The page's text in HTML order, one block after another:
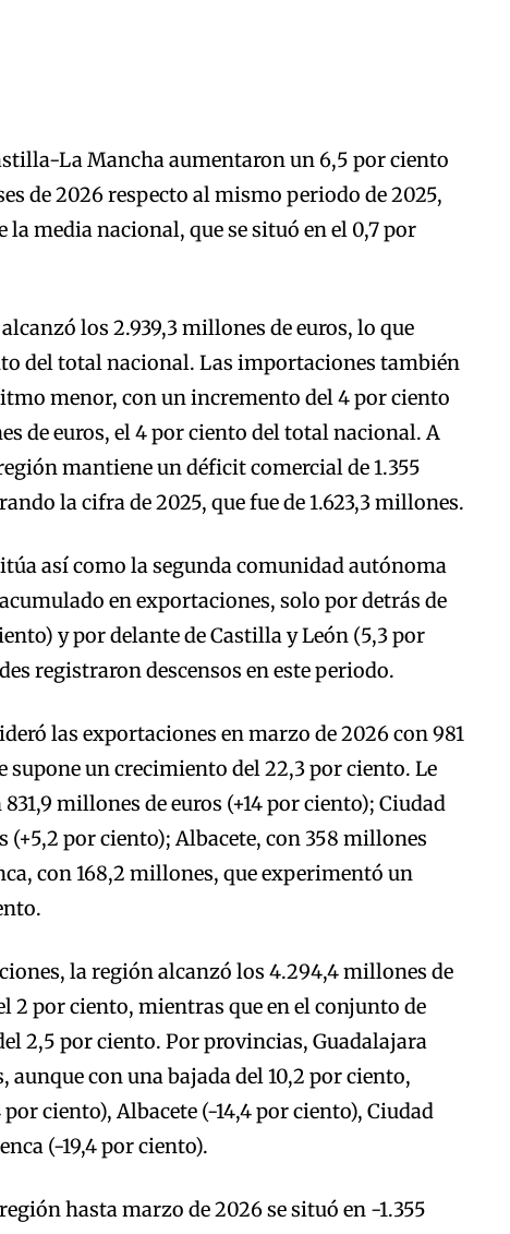
La Mancha aumentaron un 6,5 por ciento
de 2026 respecto al mismo periodo de 2025,
media nacional, que se situó en el 0,7 por
los 2.939,3 millones de euros, lo que
del total nacional. Las importaciones también
menor, con un incremento del 4 por ciento
de euros, el 4 por ciento del total nacional. A
mantiene un déficit comercial de 1.355
la cifra de 2025, que fue de 1.623,3 millones.
así como la segunda comunidad autónoma
en exportaciones, solo por detrás de
y por delante de Castilla y León (5,3 por
registraron descensos en este periodo.
las exportaciones en marzo de 2026 con 981
supone un crecimiento del 22,3 por ciento. Le
millones de euros (+14 por ciento); Ciudad
(+5,2 por ciento); Albacete, con 358 millones
con 168,2 millones, que experimentó un
la región alcanzó los 4.294,4 millones de
2 por ciento, mientras que en el conjunto de
2,5 por ciento. Por provincias, Guadalajara
con una bajada del 10,2 por ciento,
por ciento), Albacete (-14,4 por ciento), Ciudad
(-19,4 por ciento).
hasta marzo de 2026 se situó en -1.355